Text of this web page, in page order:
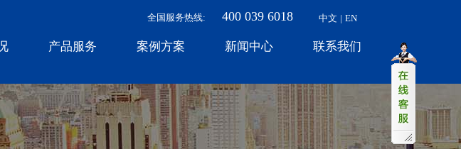
产品服务 案例方案 新闻中心 联系我们
全国服务热线:​ 400 039 6018 中文 | EN